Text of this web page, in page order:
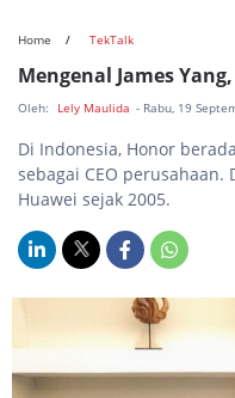
Home TekTalk
Mengenal James
Oleh: Lely Maulida - Rabu, 19
Di Indonesia, Honor
sebagai CEO
Huawei sejak 2005.